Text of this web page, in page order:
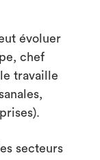
évoluer
chef
travaille
secteurs